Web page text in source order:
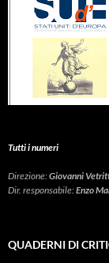
Tutti i numeri
Direzione:Giovanni
Dir. responsabile:Enzo
QUADERNI DI